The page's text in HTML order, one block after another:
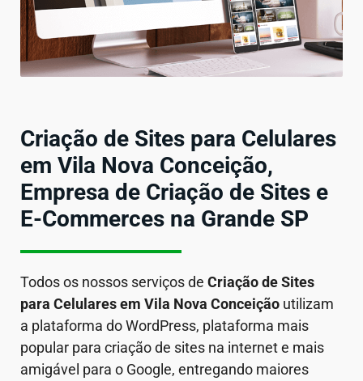
Criação de Sites para Celulares
em Vila Nova Conceição,
Empresa de Criação de Sites e
E-Commerces na Grande SP
Todos os nossos serviços de Criação de Sites
para Celulares em Vila Nova Conceição utilizam
a plataforma do WordPress, plataforma mais
popular para criação de sites na internet e mais
amigável para o Google, entregando maiores